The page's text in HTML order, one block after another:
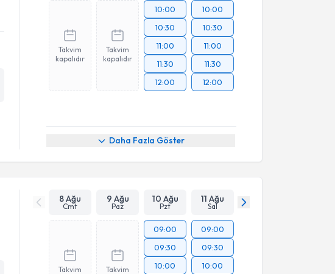
Takvim
kapalıdır
Takvim
kapalıdır
10:00
10:30
11:00
11:30
12:00
10:00
10:30
11:00
11:30
12:00
Daha Fazla Göster
8 Ağu
Cmt
9 Ağu
Paz
10 Ağu
Pzt
11 Ağu
Sal
Takvim
Takvim
09:00
09:30
10:00
09:00
09:30
10:00